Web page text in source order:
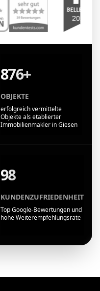
876+
OBJEKTE
erfolgreich vermittelte
Objekte als etablierter
Immobilienmakler in Giesen
98
KUNDENZUFRIEDENHEIT
Top Google-Bewertungen und
hohe Weiterempfehlungsrate